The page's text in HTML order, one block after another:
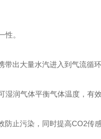
性。
出大量水汽进入到气流循
润气体平衡气体温度，有效
止污染，同时提高CO2传感